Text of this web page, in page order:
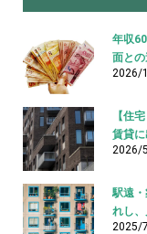
年収
面と
2026/
【住
賃貸
2026/
駅遠
れし、
2025/